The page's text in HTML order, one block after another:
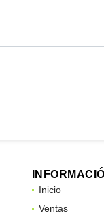
Inicio
Ventas